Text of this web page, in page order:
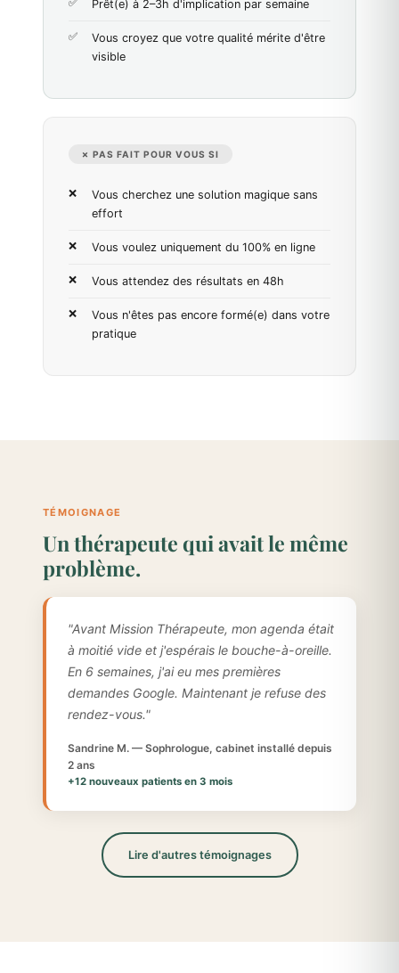
Prêt(e) à 2–3h d'implication par semaine
Vous croyez que votre qualité mérite d'être
visible
✗ PAS FAIT POUR VOUS SI
Vous cherchez une solution magique sans
effort
Vous voulez uniquement du 100% en ligne
Vous attendez des résultats en 48h
Vous n'êtes pas encore formé(e) dans votre
pratique
TÉMOIGNAGE
Un thérapeute qui avait le même
problème.
"Avant Mission Thérapeute, mon agenda était
à moitié vide et j'espérais le bouche-à-oreille.
En 6 semaines, j'ai eu mes premières
demandes Google. Maintenant je refuse des
rendez-vous."
Sandrine M. — Sophrologue, cabinet installé depuis
2 ans
+12 nouveaux patients en 3 mois
Lire d'autres témoignages